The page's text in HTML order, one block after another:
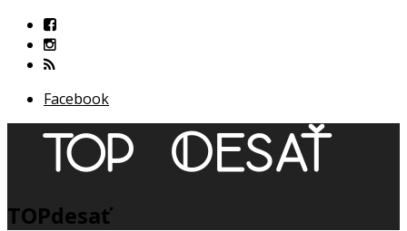
Facebook
TOPdesať